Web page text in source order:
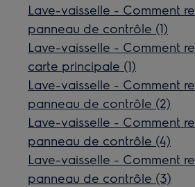
Lave-vaisselle - Comment
panneau de contrôle (1)
Lave-vaisselle - Comment
carte principale (1)
Lave-vaisselle - Comment
panneau de contrôle (2)
Lave-vaisselle - Comment
panneau de contrôle (4)
Lave-vaisselle - Comment
panneau de contrôle (3)